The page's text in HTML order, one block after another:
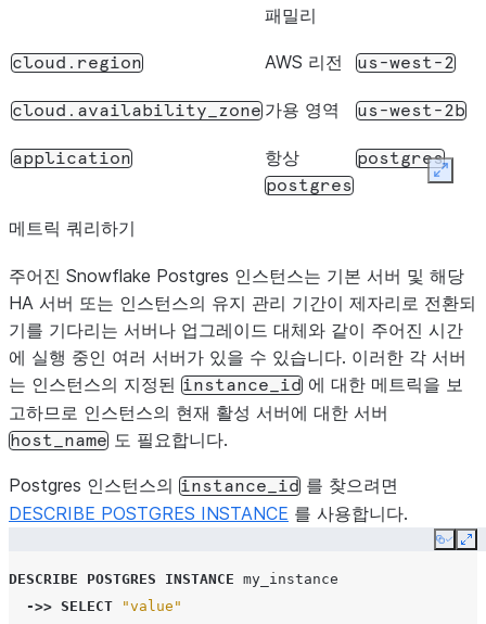
패밀리
cloud.region AWS 리전 us-west-2
cloud.availability_zone 가용 영역 us-west-2b
application 항상
postgres
postgres
os.type
메트릭 쿼리하기
주어진 Snowflake Postgres 인스턴스는 기본 서버 및 해당
HA 서버 또는 인스턴스의 유지 관리 기간이 제자리로 전환되
기를 기다리는 서버나 업그레이드 대체와 같이 주어진 시간
에 실행 중인 여러 서버가 있을 수 있습니다. 이러한 각 서버
는 인스턴스의 지정된 instance_id 에 대한 메트릭을 보
고하므로 인스턴스의 현재 활성 서버에 대한 서버
host_name 도 필요합니다.
Postgres 인스턴스의 instance_id 를 찾으려면
DESCRIBE POSTGRES INSTANCE 를 사용합니다.
Copy
DESCRIBE POSTGRES INSTANCE my_instance
->> SELECT
"value"